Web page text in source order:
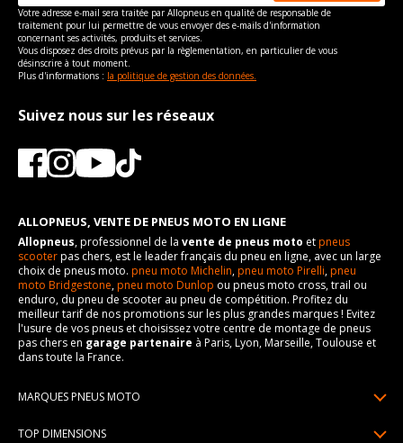
Votre adresse e-mail sera traitée par Allopneus en qualité de responsable de
traitement pour lui permettre de vous envoyer des e-mails d'information
concernant ses activités, produits et services.
Vous disposez des droits prévus par la règlementation, en particulier de vous
désinscrire à tout moment.
Plus d'informations : la politique de gestion des données.
Suivez nous sur les réseaux
ALLOPNEUS, VENTE DE PNEUS MOTO EN LIGNE
Allopneus, professionnel de la vente de pneus moto etpneus
scooterpas chers, est le leader français du pneu en ligne, avec un large
choix de pneus moto. pneu moto Michelin,pneu moto Pirelli,pneu
moto Bridgestone,pneu moto Dunlop ou pneus moto cross, trail ou
enduro, du pneu de scooter au pneu de compétition. Profitez du
meilleur tarif de nos promotions sur les plus grandes marques ! Evitez
l'usure de vos pneus et choisissez votre centre de montage de pneus
pas chers en garage partenaire à Paris, Lyon, Marseille, Toulouse et
dans toute la France.
MARQUES PNEUS MOTO
TOP DIMENSIONS